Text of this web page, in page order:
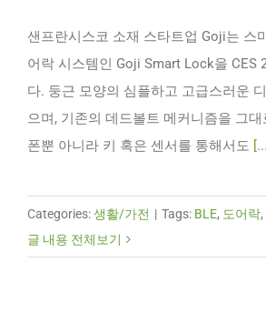
샌프란시스코 소재 스타트업 Goji는 스
어락 시스템인 Goji Smart Lock을 CES
다. 둥근 모양의 심플하고 고급스러운
으며, 기존의 데드볼트 메커니즘을 그
폰뿐 아니라 키 혹은 센서를 통해서도
Categories:생활/가전 | Tags: BLE, 도어락,
글 내용 전체보기